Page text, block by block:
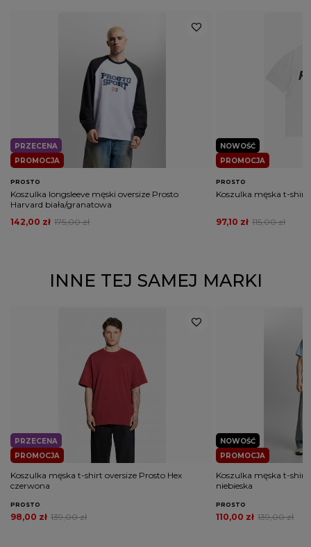
wymaganych przepisami
PROMOCJA
PRZECENA
PROSTO
Koszulka longsleeve męski oversize Prosto
Harvard biała/granatowa
175,00 zł
142,00 zł
PROMOCJA
NOWOŚĆ
PROSTO
Koszulka męska t-shirt
115,00 zł
97,10 zł
INNE TEJ SAMEJ MARKI
PROMOCJA
PRZECENA
Koszulka męska t-shirt oversize Prosto Hex
czerwona
PROSTO
139,00 zł
98,00 zł
PROMOCJA
NOWOŚĆ
Koszulka męska t-shirt
niebieska
PROSTO
139,00 zł
110,00 zł